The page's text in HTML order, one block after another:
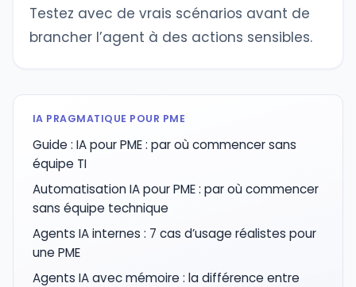
Testez avec de vrais scénarios avant de
brancher l’agent à des actions sensibles.
IA PRAGMATIQUE POUR PME
Guide : IA pour PME : par où commencer sans
équipe TI
Automatisation IA pour PME : par où commencer
sans équipe technique
Agents IA internes : 7 cas d’usage réalistes pour
une PME
Agents IA avec mémoire : la différence entre